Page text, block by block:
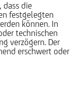
dass die
festgelegten
können. In
technischen
verzögern. Der
erschwert oder